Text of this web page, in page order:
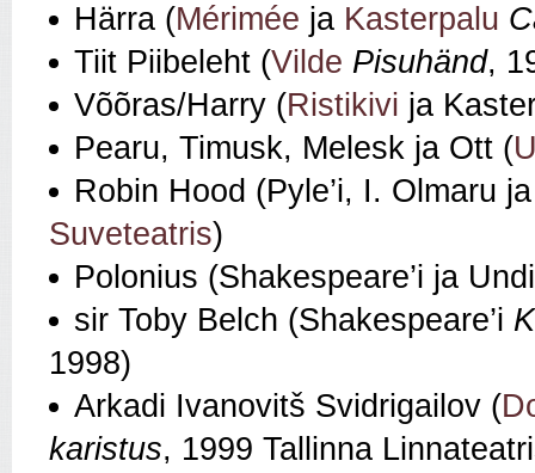
Härra (Mérimée ja Kasterpalu
Tiit Piibeleht (Vilde Pisuhänd,
Võõras/Harry (Ristikivi ja
Pearu, Timusk, Melesk ja Ott (
Robin Hood (Pyle’i, I. Olmaru
Suveteatris)
Polonius (Shakespeare’i ja
sir Toby Belch (Shakespeare’i
1998)
Arkadi Ivanovitš Svidrigailov (
karistus, 1999 Tallinna